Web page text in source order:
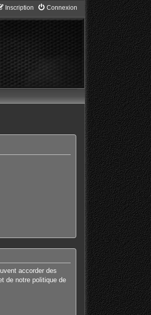
Connexion
Inscription
accorder des
de notre politique de